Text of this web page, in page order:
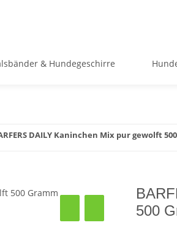
& Hundegeschirre
DAILY Kaninchen Mix pur gewolft
500